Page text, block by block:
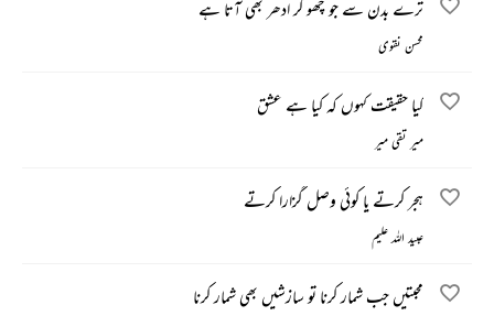
ترے بدن سے جو چھو کر ادھر بھی آتا ہے
محسن نقوی
کیا حقیقت کہوں کہ کیا ہے عشق
میر تقی میر
ہجر کرتے یا کوئی وصل گزارا کرتے
عبید اللہ علیم
محبتیں جب شمار کرنا تو سازشیں بھی شمار کرنا